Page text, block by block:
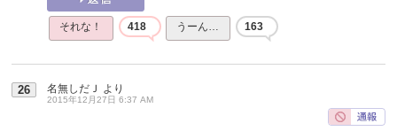
それな！ 418 うーん… 163
26 名無しだＪ より
2015年12月27日 6:37 AM